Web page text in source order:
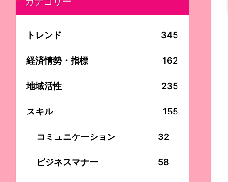
トレンド 345
経済情勢・指標 162
地域活性 235
スキル 155
コミュニケーション 32
ビジネスマナー 58